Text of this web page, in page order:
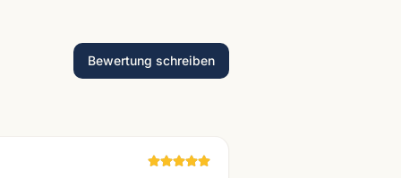
Bewertung schreiben